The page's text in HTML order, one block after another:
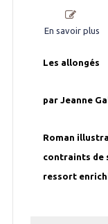
En savoir plus
Les allongés
par Jeanne
Roman
contraints de
ressort